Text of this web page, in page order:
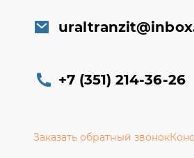
+7 (351) 214-36-26
Заказать обратный звонок